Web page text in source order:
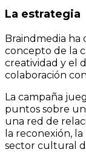
La estrategia
Braindmedia ha
concepto de la
creatividad y el
colaboración
La campaña
puntos sobre
una red de
la reconexión,
sector cultural